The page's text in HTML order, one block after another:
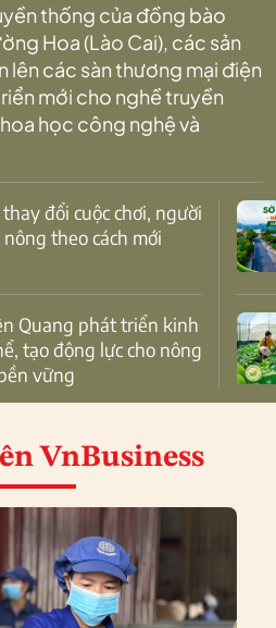
thống của đồng bào
Hoa (Lào Cai), các sản
lên các sàn thương mại điện
mới cho nghề truyền
học công nghệ và
theo cách mới
tạo động lực cho nông
vững
VnBusiness